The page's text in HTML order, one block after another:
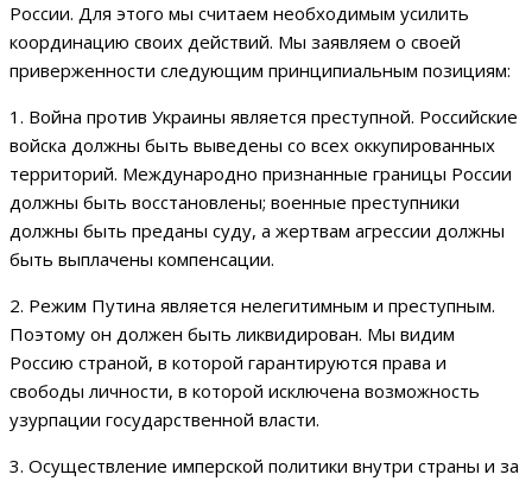
России. Для этого мы считаем необходимым усилить
координацию своих действий. Мы заявляем о своей
приверженности следующим принципиальным позициям:
1. Война против Украины является преступной. Российские
войска должны быть выведены со всех оккупированных
территорий. Международно признанные границы России
должны быть восстановлены; военные преступники
должны быть преданы суду, а жертвам агрессии должны
быть выплачены компенсации.
2. Режим Путина является нелегитимным и преступным.
Поэтому он должен быть ликвидирован. Мы видим
Россию страной, в которой гарантируются права и
свободы личности, в которой исключена возможность
узурпации государственной власти.
3. Осуществление имперской политики внутри страны и за